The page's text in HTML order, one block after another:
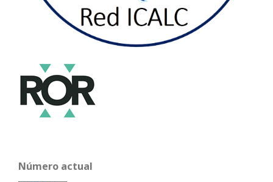
Número actual